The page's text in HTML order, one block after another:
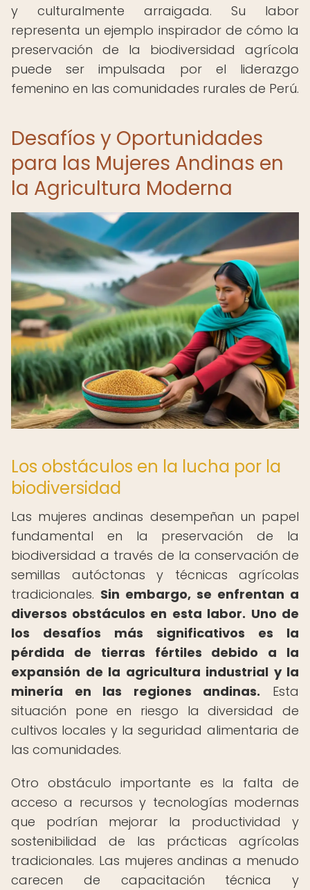
y culturalmente arraigada. Su labor
representa un ejemplo inspirador de cómo la
preservación de la biodiversidad agrícola
puede ser impulsada por el liderazgo
femenino en las comunidades rurales de Perú.
Desafíos y Oportunidades
para las Mujeres Andinas en
la Agricultura Moderna
Los obstáculos en la lucha por la
biodiversidad
Las mujeres andinas desempeñan un papel
fundamental en la preservación de la
biodiversidad a través de la conservación de
semillas autóctonas y técnicas agrícolas
tradicionales. Sin embargo, se enfrentan a
diversos obstáculos en esta labor. Uno de
los desafíos más significativos es la
pérdida de tierras fértiles debido a la
expansión de la agricultura industrial y la
minería en las regiones andinas. Esta
situación pone en riesgo la diversidad de
cultivos locales y la seguridad alimentaria de
las comunidades.
Otro obstáculo importante es la falta de
acceso a recursos y tecnologías modernas
que podrían mejorar la productividad y
sostenibilidad de las prácticas agrícolas
tradicionales. Las mujeres andinas a menudo
carecen de capacitación técnica y